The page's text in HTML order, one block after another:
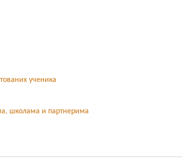
ученика
школама и партнерима